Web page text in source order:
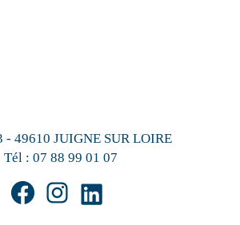
- 49610 JUIGNE SUR LOIRE
Tél : 07 88 99 01 07